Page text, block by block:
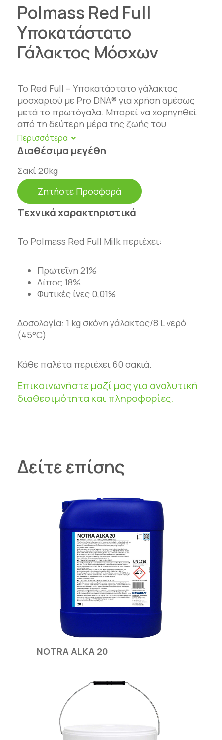
Polmass Red Full
Υποκατάστατο
Γάλακτος Μόσχων
Το Red Full – Υποκατάστατο γάλακτος
μοσχαριού με Pro DNA® για χρήση αμέσως
μετά το πρωτόγαλα. Μπορεί να χορηγηθεί
από τη δεύτερη μέρα της ζωής του
μοσχαριού. Δίνει αποδεδειγμένα, εξαιρετικά
αποτελέσματα στην εκτροφή μόσχων.
Συνιστάται για χρήση τόσο σε τυπικά
(παραδοσιακά) όσο και σε εντατικά
συστήματα σίτισης μόσχων. Το RED FULL
with ProDNA® περιέχει τις υψηλότερης
ποιότητας πρωτεΐνες γάλακτος, που
γάλακτος. Το RED FULL with ProDNA®
Το ProDNA® είναι ένα σύμπλεγμα
νουκλεοτιδίων που απομονώνονται από
είναι κατάλληλο για όλους τους τύπους
ποτών: αυτόματους σταθμούς, ταξί
Διαθέσιμα μεγέθη
Σακί 20kg
Ζητήστε Προσφορά
Tεχνικά χαρακτηριστικά
Το Polmass Red Full Milk περιέχει:
Πρωτεΐνη 21%
Λίπος 18%
Φυτικές ίνες 0,01%
Δοσολογία: 1 kg σκόνη γάλακτος/8 L νερό
(45°C)
Κάθε παλέτα περιέχει 60 σακιά.
Επικοινωνήστε μαζί μας για αναλυτική
διαθεσιμότητα και πληροφορίες.
Δείτε επίσης
NOTRA ALKA 20